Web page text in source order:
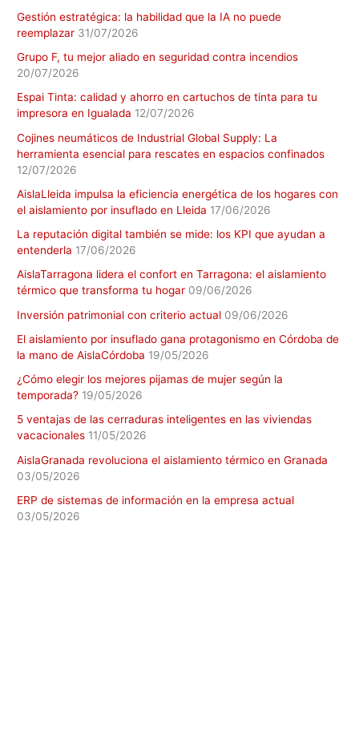
Gestión estratégica: la habilidad que la IA no puede
reemplazar 31/07/2026
Grupo F, tu mejor aliado en seguridad contra incendios
20/07/2026
Espai Tinta: calidad y ahorro en cartuchos de tinta para tu
impresora en Igualada 12/07/2026
Cojines neumáticos de Industrial Global Supply: La
herramienta esencial para rescates en espacios confinados
12/07/2026
AislaLleida impulsa la eficiencia energética de los hogares con
el aislamiento por insuflado en Lleida 17/06/2026
La reputación digital también se mide: los KPI que ayudan a
entenderla 17/06/2026
AislaTarragona lidera el confort en Tarragona: el aislamiento
térmico que transforma tu hogar 09/06/2026
Inversión patrimonial con criterio actual 09/06/2026
El aislamiento por insuflado gana protagonismo en Córdoba de
la mano de AislaCórdoba 19/05/2026
¿Cómo elegir los mejores pijamas de mujer según la
temporada? 19/05/2026
5 ventajas de las cerraduras inteligentes en las viviendas
vacacionales 11/05/2026
AislaGranada revoluciona el aislamiento térmico en Granada
03/05/2026
ERP de sistemas de información en la empresa actual
03/05/2026